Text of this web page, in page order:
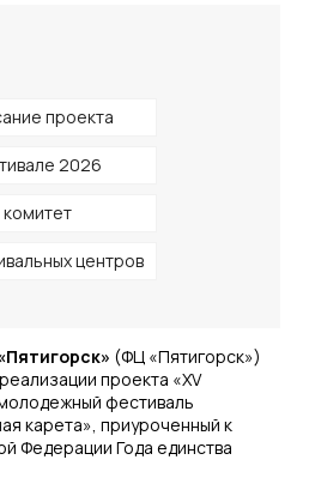
проекта
2026
центров
(ФЦ «Пятигорск»)
проекта «XV
фестиваль
карета», приуроченный к
Федерации Года единства